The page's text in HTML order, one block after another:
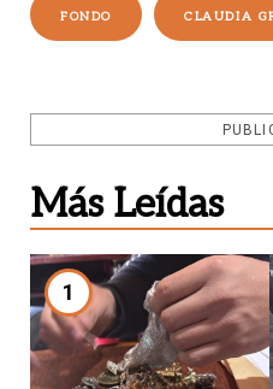
FONDO CLAUDIA
Más Leídas
1